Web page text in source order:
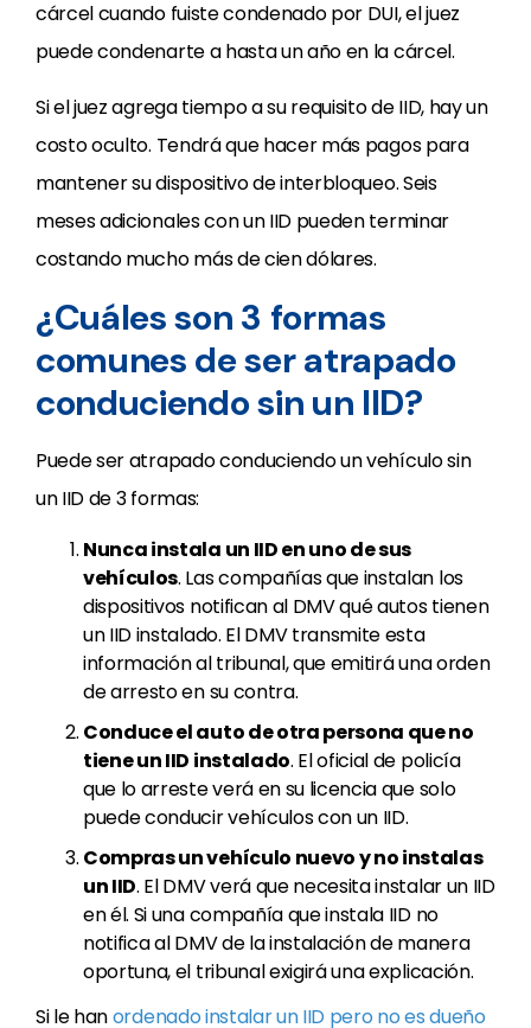
cárcel cuando fuiste condenado por DUI, el juez
puede condenarte a hasta un año en la cárcel.
Si el juez agrega tiempo a su requisito de IID, hay un
costo oculto. Tendrá que hacer más pagos para
mantener su dispositivo de interbloqueo. Seis
meses adicionales con un IID pueden terminar
costando mucho más de cien dólares.
¿Cuáles son 3 formas
comunes de ser atrapado
conduciendo sin un IID?
Puede ser atrapado conduciendo un vehículo sin
un IID de 3 formas:
Nunca instala un IID en uno de sus
vehículos. Las compañías que instalan los
dispositivos notifican al DMV qué autos tienen
un IID instalado. El DMV transmite esta
información al tribunal, que emitirá una orden
de arresto en su contra.
Conduce el auto de otra persona que no
tiene un IID instalado. El oficial de policía
que lo arreste verá en su licencia que solo
puede conducir vehículos con un IID.
Compras un vehículo nuevo y no instalas
un IID. El DMV verá que necesita instalar un IID
en él. Si una compañía que instala IID no
notifica al DMV de la instalación de manera
oportuna, el tribunal exigirá una explicación.
Si le hanordenado instalar un IID pero no es dueño